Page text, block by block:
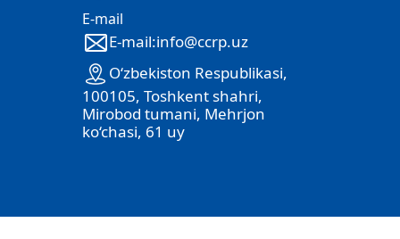
E-mail
E-mail:info@ccrp.uz
O‘zbekiston Respublikasi,
100105, Toshkent shahri,
Mirobod tumani, Mehrjon
ko‘chasi, 61 uy